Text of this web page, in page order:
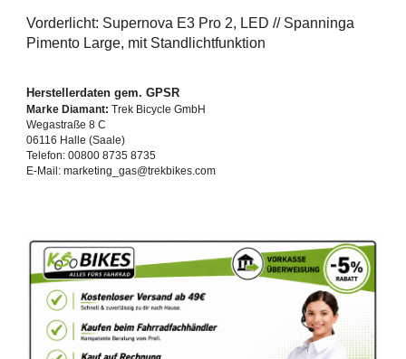
Vorderlicht: Supernova E3 Pro 2, LED // Spanninga
Pimento Large, mit Standlichtfunktion
Herstellerdaten gem. GPSR
Marke Diamant: Trek Bicycle GmbH
Wegastraße 8 C
06116 Halle (Saale)
Telefon: 00800 8735 8735
E-Mail: marketing_gas@trekbikes.com